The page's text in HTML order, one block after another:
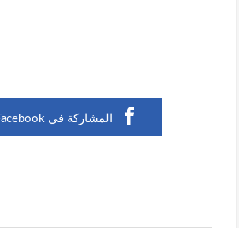
المشاركة في Facebook